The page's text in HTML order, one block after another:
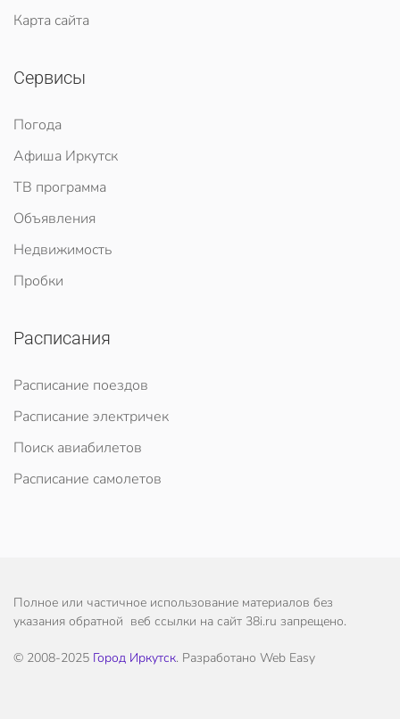
Карта сайта
Сервисы
Погода
Афиша Иркутск
ТВ программа
Объявления
Недвижимость
Пробки
Расписания
Расписание поездов
Расписание электричек
Поиск авиабилетов
Расписание самолетов
Полное или частичное использование материалов без
указания обратной веб ссылки на сайт 38i.ru запрещено.
© 2008-2025 Город Иркутск. Разработано Web Easy